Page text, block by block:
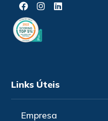
Links Úteis
Empresa